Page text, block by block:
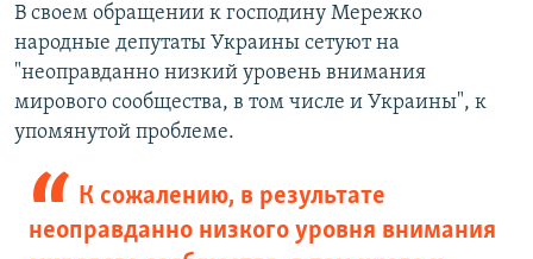
В своем обращении к господину Мережко
народные депутаты Украины сетуют на
"неоправданно низкий уровень внимания
мирового сообщества, в том числе и Украины", к
упомянутой проблеме.
К сожалению, в результате
неоправданно низкого уровня внимания